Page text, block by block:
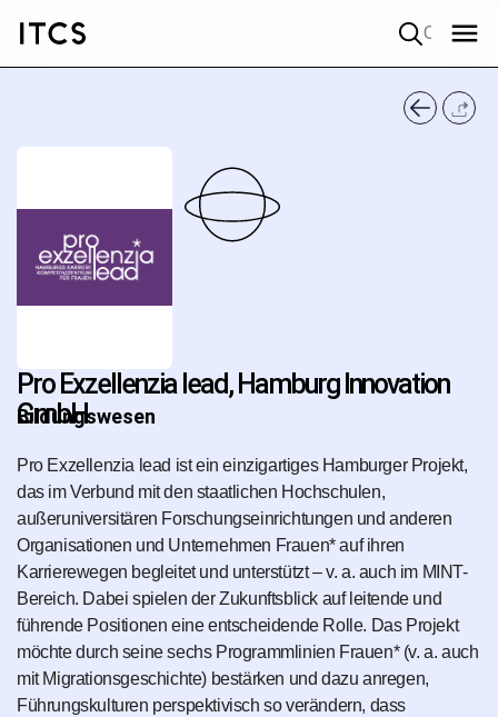
Pro Exzellenzia lead, Hamburg Innovation
GmbH
Bildungswesen
Pro Exzellenzia lead ist ein einzigartiges Hamburger Projekt,
das im Verbund mit den staatlichen Hochschulen,
außeruniversitären Forschungseinrichtungen und anderen
Organisationen und Unternehmen Frauen* auf ihren
Karrierewegen begleitet und unterstützt – v. a. auch im MINT-
Bereich. Dabei spielen der Zukunftsblick auf leitende und
führende Positionen eine entscheidende Rolle. Das Projekt
möchte durch seine sechs Programmlinien Frauen* (v. a. auch
mit Migrationsgeschichte) bestärken und dazu anregen,
Führungskulturen perspektivisch so verändern, dass